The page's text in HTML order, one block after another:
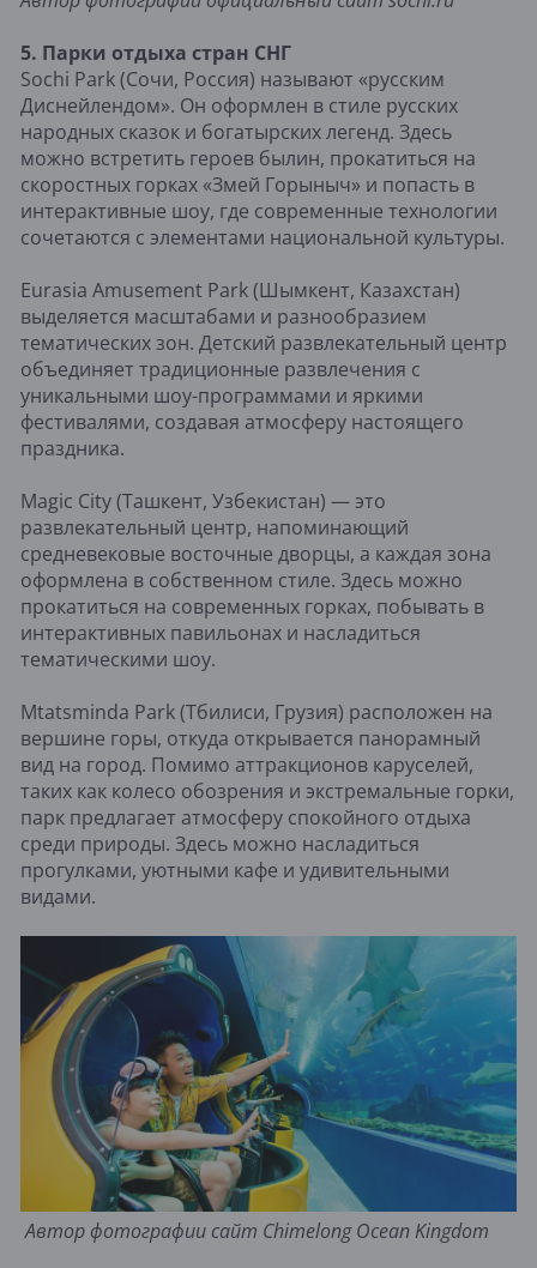
5. Парки отдыха стран СНГ
Sochi Park (Сочи, Россия) называют «русским
Диснейлендом». Он оформлен в стиле русских
народных сказок и богатырских легенд. Здесь
можно встретить героев былин, прокатиться на
скоростных горках «Змей Горыныч» и попасть в
интерактивные шоу, где современные технологии
сочетаются с элементами национальной культуры.
Eurasia Amusement Park (Шымкент, Казахстан)
выделяется масштабами и разнообразием
тематических зон. Детский развлекательный центр
объединяет традиционные развлечения с
уникальными шоу-программами и яркими
фестивалями, создавая атмосферу настоящего
праздника.
Magic City (Ташкент, Узбекистан) — это
развлекательный центр, напоминающий
средневековые восточные дворцы, а каждая зона
оформлена в собственном стиле. Здесь можно
прокатиться на современных горках, побывать в
интерактивных павильонах и насладиться
тематическими шоу.
Mtatsminda Park (Тбилиси, Грузия) расположен на
вершине горы, откуда открывается панорамный
вид на город. Помимо аттракционов каруселей,
таких как колесо обозрения и экстремальные горки,
парк предлагает атмосферу спокойного отдыха
среди природы. Здесь можно насладиться
прогулками, уютными кафе и удивительными
видами.
Автор фотографии сайт Chimelong Ocean Kingdom